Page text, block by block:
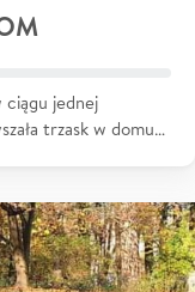
ciągu jednej
trzask w domu…